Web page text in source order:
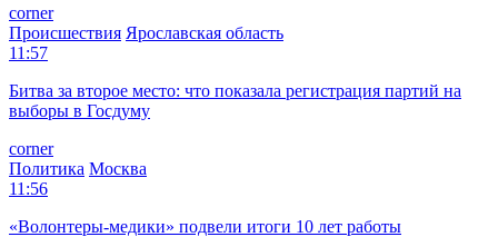
corner
Происшествия Ярославская область
11:57
Битва за второе место: что показала регистрация партий на
выборы в Госдуму
corner
Политика Москва
11:56
«Волонтеры-медики» подвели итоги 10 лет работы